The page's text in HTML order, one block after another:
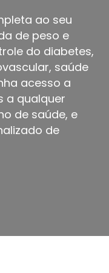
ao seu
de peso e
do diabetes,
saúde
acesso a
a qualquer
de saúde, e
de